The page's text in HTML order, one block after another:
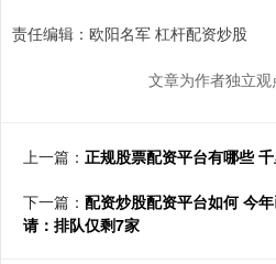
责任编辑：欧阳名军 杠杆配资炒股
文章为作者独立
上一篇： 正规股票配资平台有哪些
下一篇： 配资炒股配资平台如何 今
请：排队仅剩7家